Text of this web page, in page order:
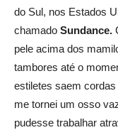
do Sul, nos Estados
chamado Sundance.
pele acima dos
tambores até o
estiletes saem
me tornei um osso
pudesse trabalhar